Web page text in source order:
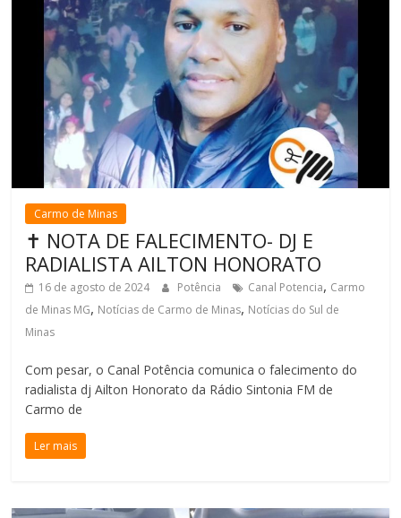
Carmo de Minas
✝️ NOTA DE FALECIMENTO- DJ E
RADIALISTA AILTON HONORATO
16 de agosto de 2024 Potência Canal Potencia, Carmo
de Minas MG, Notícias de Carmo de Minas, Notícias do Sul de
Minas
Com pesar, o Canal Potência comunica o falecimento do
radialista dj Ailton Honorato da Rádio Sintonia FM de
Carmo de
Ler mais